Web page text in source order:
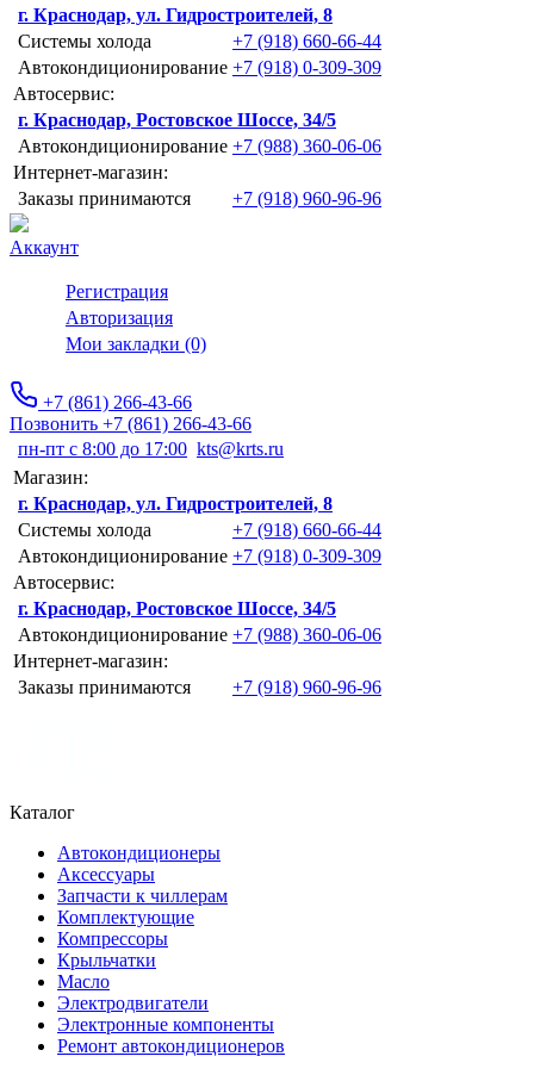
г. Краснодар, ул. Гидростроителей, 8
Системы холода
+7 (918) 660-66-44
Автокондиционирование +7 (918) 0-309-309
Автосервис:
г. Краснодар, Ростовское Шоссе, 34/5
Автокондиционирование +7 (988) 360-06-06
Интернет-магазин:
Заказы принимаются
+7 (918) 960-96-96
Аккаунт
Регистрация
Авторизация
Мои закладки (0)
+7 (861) 266-43-66
Позвонить +7 (861) 266-43-66
пн-пт с 8:00 до 17:00 kts@krts.ru
Магазин:
г. Краснодар, ул. Гидростроителей, 8
Системы холода
+7 (918) 660-66-44
Автокондиционирование +7 (918) 0-309-309
Автосервис:
г. Краснодар, Ростовское Шоссе, 34/5
Автокондиционирование +7 (988) 360-06-06
Интернет-магазин:
Заказы принимаются
+7 (918) 960-96-96
Каталог
Автокондиционеры
Аксессуары
Запчасти к чиллерам
Комплектующие
Компрессоры
Крыльчатки
Масло
Электродвигатели
Электронные компоненты
Ремонт автокондиционеров